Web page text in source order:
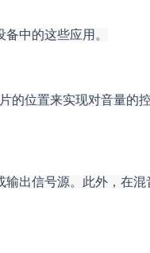
中的这些应用。
的位置来实现对音量的
出信号源。此外，在